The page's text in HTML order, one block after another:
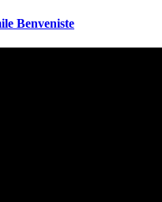
Benveniste